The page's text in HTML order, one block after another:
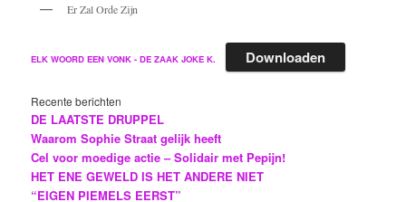
Er Zal Orde Zijn
ELK WOORD EEN VONK - DE ZAAK JOKE K. Downloaden
Recente berichten
DE LAATSTE DRUPPEL
Waarom Sophie Straat gelijk heeft
Cel voor moedige actie – Solidair met Pepijn!
HET ENE GEWELD IS HET ANDERE NIET
“EIGEN PIEMELS EERST”